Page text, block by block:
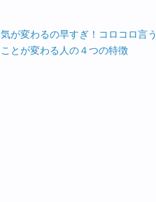
気が変わるの早すぎ！コロコロ言う
ことが変わる人の４つの特徴